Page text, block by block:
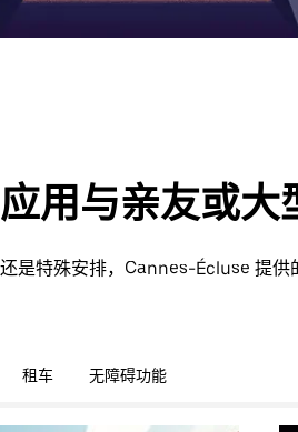
用与亲友或大
是特殊安排，Cannes-Écluse 提
租车 无障碍功能